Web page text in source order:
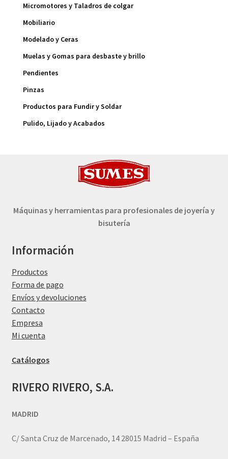
Micromotores y Taladros de colgar
Mobiliario
Modelado y Ceras
Muelas y Gomas para desbaste y brillo
Pendientes
Pinzas
Productos para Fundir y Soldar
Pulido, Lijado y Acabados
Máquinas y herramientas para profesionales de joyería y
bisutería
Información
Productos
Forma de pago
Envíos y devoluciones
Contacto
Empresa
Mi cuenta
Catálogos
RIVERO RIVERO, S.A.
MADRID
C/ Santa Cruz de Marcenado, 14 28015 Madrid – España